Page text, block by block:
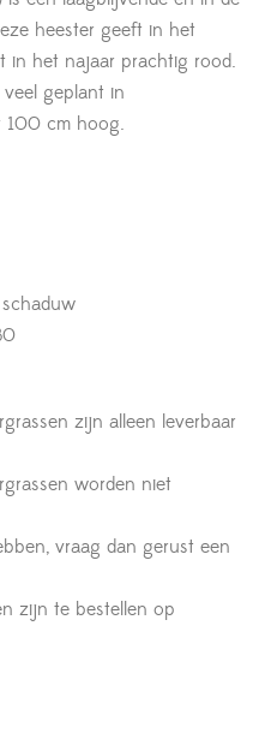
heester geeft in het
in het najaar prachtig rood.
geplant in
100 cm hoog.
zijn alleen leverbaar
worden niet
vraag dan gerust een
zijn te bestellen op